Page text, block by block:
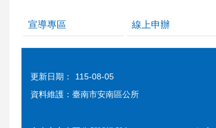
宣導專區 線上申辦
更新日期：
115-08-05
資料維護：臺南市安南區公所